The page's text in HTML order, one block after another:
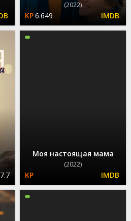
(2022)
6.649
7.7
Моя настоящая мама
(2022)